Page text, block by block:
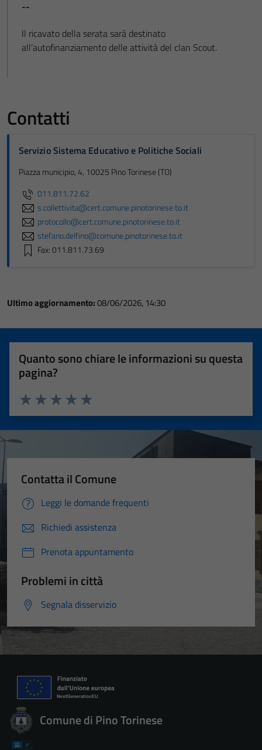
--
Il ricavato della serata sarà destinato
all’autofinanziamento delle attività del clan Scout.
Contatti
Servizio Sistema Educativo e Politiche Sociali
Piazza municipio, 4, 10025 Pino Torinese (TO)
011.811.72.62
s.collettivita@cert.comune.pinotorinese.to.it
protocollo@cert.comune.pinotorinese.to.it
stefano.delfino@comune.pinotorinese.to.it
Fax: 011.811.73.69
Ultimo aggiornamento:08/06/2026, 14:30
Quanto sono chiare le informazioni su questa
pagina?
Valuta 5 stelle su 5
Valuta 4 stelle su 5
Valuta 3 stelle su 5
Valuta 2 stelle su 5
Valuta 1 stelle su 5
Contatta il Comune
Leggi le domande frequenti
Richiedi assistenza
Prenota appuntamento
Problemi in città
Segnala disservizio
Comune di Pino Torinese